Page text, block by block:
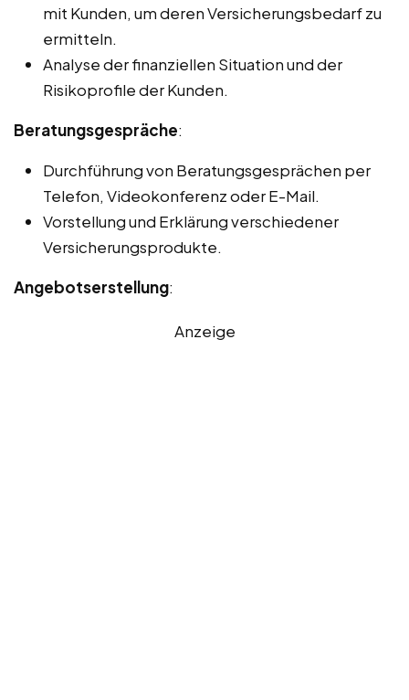
mit Kunden, um deren Versicherungsbedarf zu
ermitteln.
Analyse der finanziellen Situation und der
Risikoprofile der Kunden.
Beratungsgespräche:
Durchführung von Beratungsgesprächen per
Telefon, Videokonferenz oder E-Mail.
Vorstellung und Erklärung verschiedener
Versicherungsprodukte.
Angebotserstellung:
Anzeige